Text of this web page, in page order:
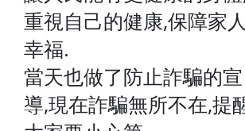
重視自己的健康,保障家人
幸福.
當天也做了防止詐騙的宣
導,現在詐騙無所不在,提